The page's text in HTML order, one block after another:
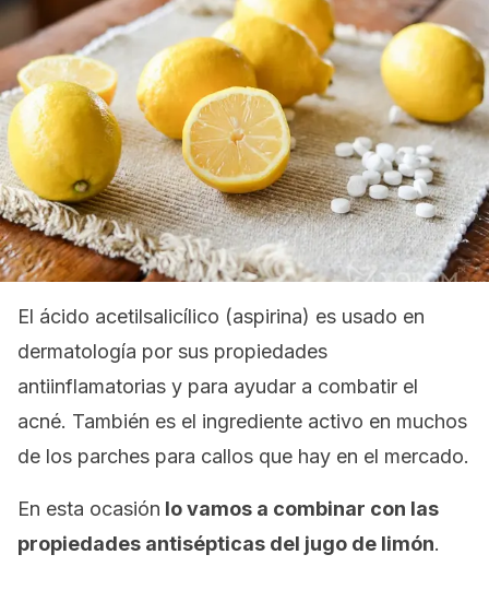
El ácido acetilsalicílico (aspirina) es usado en
dermatología por sus propiedades
antiinflamatorias y para ayudar a combatir el
acné. También es el ingrediente activo en muchos
de los parches para callos que hay en el mercado.
En esta ocasión lo vamos a combinar con las
propiedades antisépticas del jugo de limón.